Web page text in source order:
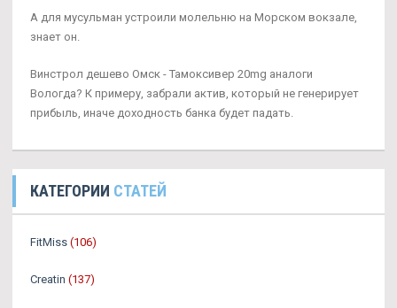
А для мусульман устроили молельню на Морском вокзале,
знает он.
Винстрол дешево Омск - Тамоксивер 20mg аналоги
Вологда? К примеру, забрали актив, который не генерирует
прибыль, иначе доходность банка будет падать.
КАТЕГОРИИ СТАТЕЙ
FitMiss (106)
Creatin (137)